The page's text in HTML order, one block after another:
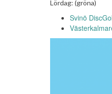
Lördag: (gröna)
Svinö